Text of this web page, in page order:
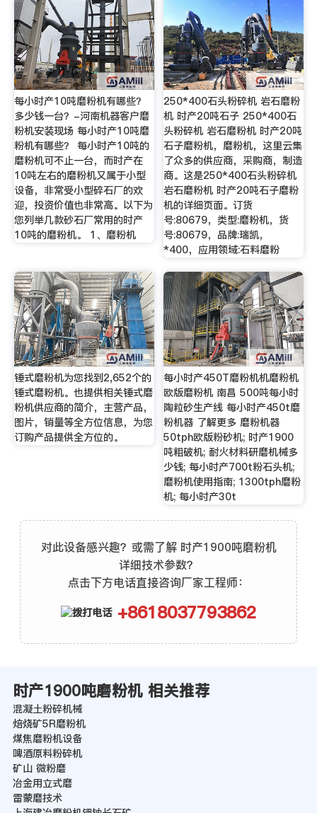
每小时产10吨磨粉机有哪些？
多少钱一台？-河南机器客户磨
粉机安装现场 每小时产10吨磨
粉机有哪些？ 每小时产10吨的
磨粉机可不止一台，而时产在
10吨左右的磨粉机又属于小型
设备，非常受小型碎石厂的欢
迎，投资价值也非常高。以下为
您列举几款砂石厂常用的时产
10吨的磨粉机。 1、磨粉机
250*400石头粉碎机 岩石磨粉
机 时产20吨石子 250*400石
头粉碎机 岩石磨粉机 时产20吨
石子磨粉机，磨粉机，这里云集
了众多的供应商，采购商，制造
商。这是250*400石头粉碎机
岩石磨粉机 时产20吨石子磨粉
机的详细页面。订货
号:80679，类型:磨粉机，货
号:80679，品牌:瑞凯，
*400，应用领域:石料磨粉
锤式磨粉机为您找到2,652个的
锤式磨粉机。也提供相关锤式磨
粉机供应商的简介，主营产品，
图片，销量等全方位信息，为您
订购产品提供全方位的。
每小时产450T磨粉机机磨粉机
欧版磨粉机 南昌 500吨每小时
陶粒砂生产线 每小时产450t磨
粉机器 了解更多 磨粉机器
50tph欧版粉砂机; 时产1900
吨粗破机; 耐火材料研磨机械多
少钱; 每小时产700t粉石头机;
磨粉机使用指南; 1300tph磨粉
机; 每小时产30t
对此设备感兴趣？或需了解 时产1900吨磨粉机
详细技术参数？
点击下方电话直接咨询厂家工程师：
+8618037793862
时产1900吨磨粉机 相关推荐
混凝土粉碎机械
焙烧矿5R磨粉机
煤焦磨粉机设备
啤酒原料粉碎机
矿山 微粉磨
冶金用立式磨
雷蒙磨技术